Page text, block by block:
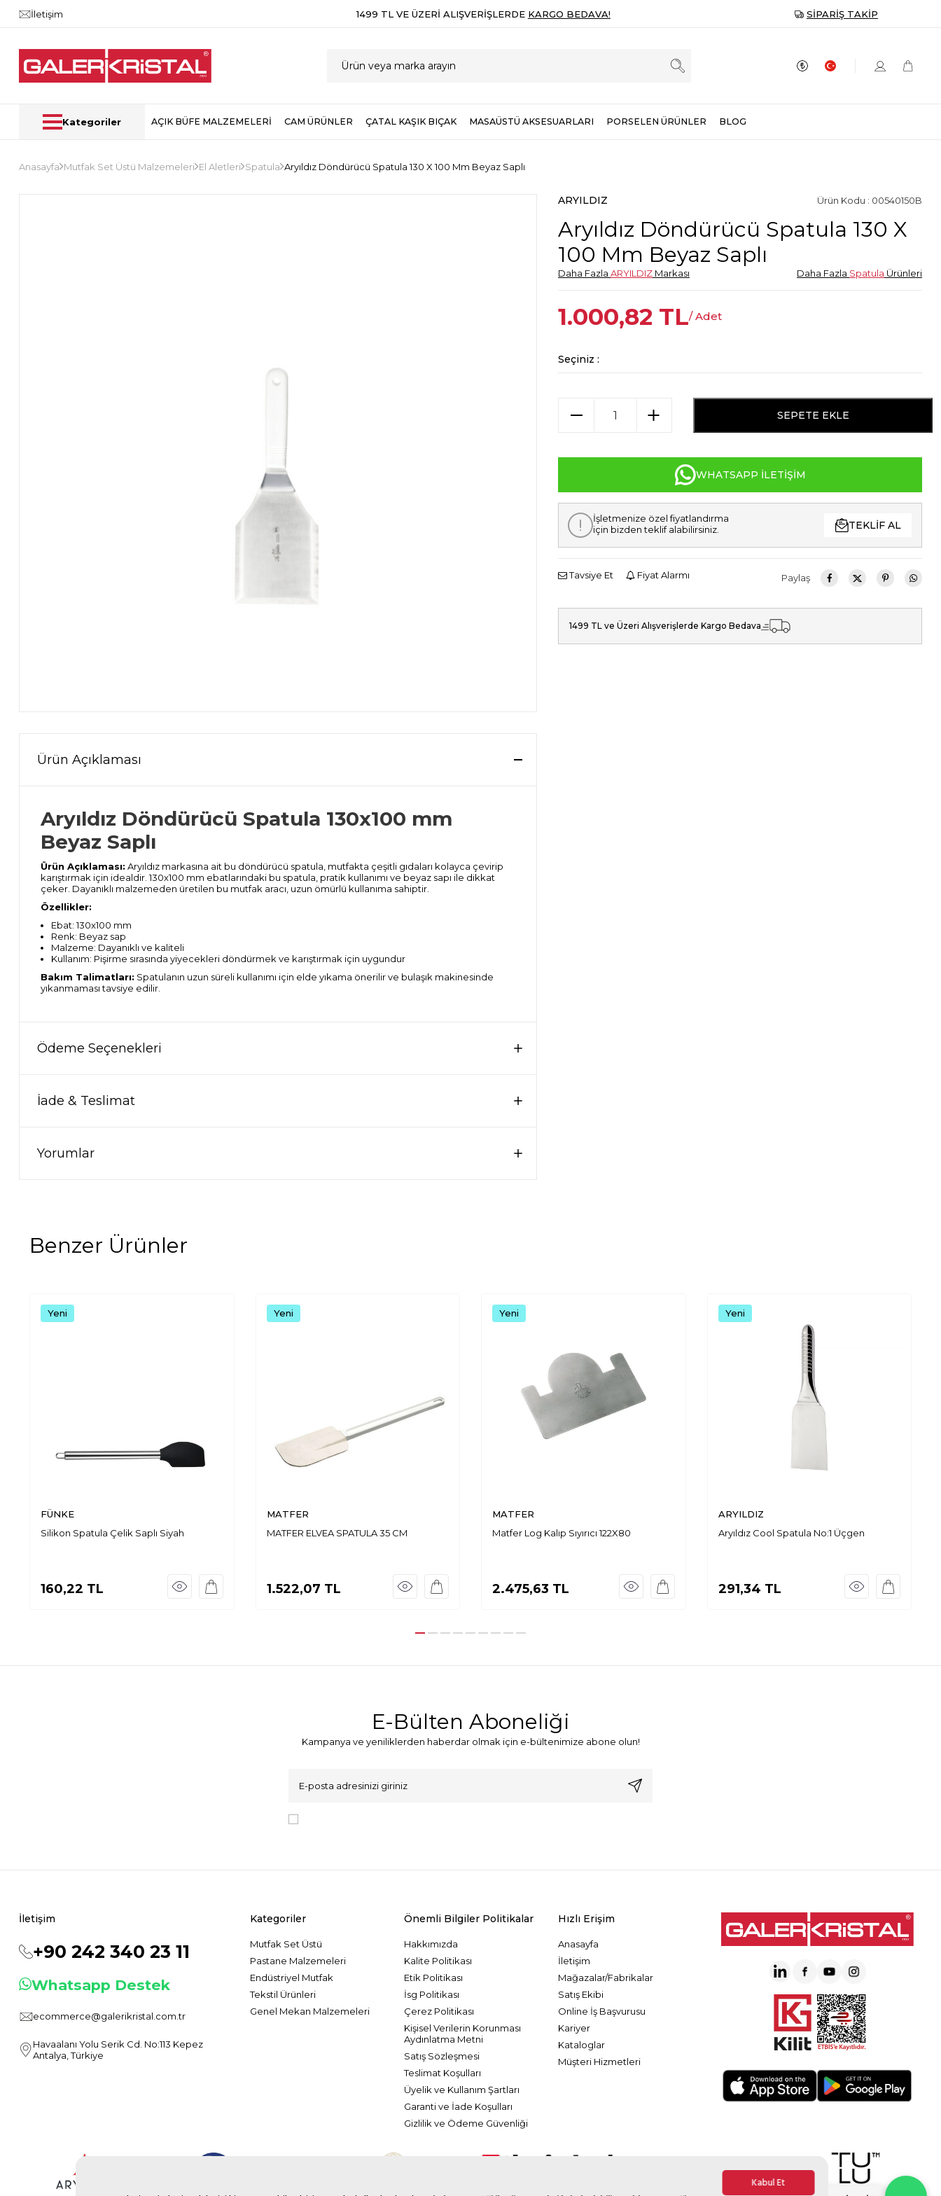
Kabul Et
İletişim 1499 TL VE ÜZERI ALIŞVERIŞLERDE KARGO BEDAVA! SIPARIŞ TAKIP
Kategoriler AÇIK BÜFE MALZEMELERİ CAM ÜRÜNLER ÇATAL KAŞIK BIÇAK MASAÜSTÜ AKSESUARLARI PORSELEN ÜRÜNLER BLOG
Anasayfa Mutfak Set Üstü Malzemeleri El Aletleri Spatula Aryıldız Döndürücü Spatula 130 X 100 Mm Beyaz Saplı
Ürün Açıklaması
Aryıldız Döndürücü Spatula 130x100 mm
Beyaz Saplı
Ürün Açıklaması: Aryıldız markasına ait bu döndürücü spatula, mutfakta çeşitli gıdaları kolayca çevirip
karıştırmak için idealdir. 130x100 mm ebatlarındaki bu spatula, pratik kullanımı ve beyaz sapı ile dikkat
çeker. Dayanıklı malzemeden üretilen bu mutfak aracı, uzun ömürlü kullanıma sahiptir.
Özellikler:
Ebat: 130x100 mm
Renk: Beyaz sap
Malzeme: Dayanıklı ve kaliteli
Kullanım: Pişirme sırasında yiyecekleri döndürmek ve karıştırmak için uygundur
Bakım Talimatları: Spatulanın uzun süreli kullanımı için elde yıkama önerilir ve bulaşık makinesinde
yıkanmaması tavsiye edilir.
Ödeme Seçenekleri
İade & Teslimat
Yorumlar
ARYILDIZ Ürün Kodu : 00540150B
Aryıldız Döndürücü Spatula 130 X
100 Mm Beyaz Saplı
Daha Fazla ARYILDIZ Markası Daha Fazla Spatula Ürünleri
1.000,82 TL/ Adet
Seçiniz :
SEPETE EKLE
WHATSAPP İLETIŞIM
İşletmenize özel fiyatlandırma
için bizden teklif alabilirsiniz.
TEKLIF AL
Tavsiye Et Fiyat Alarmı Paylaş
1499 TL ve Üzeri Alışverişlerde Kargo Bedava
Benzer Ürünler
Yeni
FÜNKE
Silikon Spatula Çelik Saplı Siyah
160,22 TL
Yeni
MATFER
MATFER ELVEA SPATULA 35 CM
1.522,07 TL
Yeni
MATFER
Matfer Log Kalıp Sıyırıcı 122X80
2.475,63 TL
Yeni
ARYILDIZ
Aryıldız Cool Spatula No:1 Üçgen
291,34 TL
E-Bülten Aboneliği
Kampanya ve yeniliklerden haberdar olmak için e-bültenimize abone olun!
İletişim
+90 242 340 23 11
Whatsapp Destek
ecommerce@galerikristal.com.tr
Havaalanı Yolu Serik Cd. No:113 Kepez
Antalya, Türkiye
Kategoriler
Mutfak Set Üstü
Pastane Malzemeleri
Endüstriyel Mutfak
Tekstil Ürünleri
Genel Mekan Malzemeleri
Önemli Bilgiler Politikalar
Hakkımızda
Kalite Politikası
Etik Politikası
İsg Politikası
Çerez Politikası
Kişisel Verilerin Korunması
Aydınlatma Metni
Satış Sözleşmesi
Teslimat Koşulları
Üyelik ve Kullanım Şartları
Garanti ve İade Koşulları
Gizlilik ve Ödeme Güvenliği
Hızlı Erişim
Anasayfa
İletişim
Mağazalar/Fabrikalar
Satış Ekibi
Online İş Başvurusu
Kariyer
Kataloglar
Müşteri Hizmetleri